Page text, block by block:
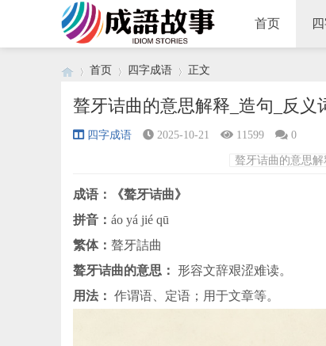
首页
›
首页
›
四字成语
›
正文
聱牙诘曲的意思解释_造句_反义
四字成语 2025-10-21 11599 0
聱牙诘曲的意思解
成语：《聱牙诘曲》
拼音： áo yá jié qū
繁体： 聱牙詰曲
聱牙诘曲的意思：
形容文辞艰涩难读。
用法： 作谓语、定语；用于文章等。